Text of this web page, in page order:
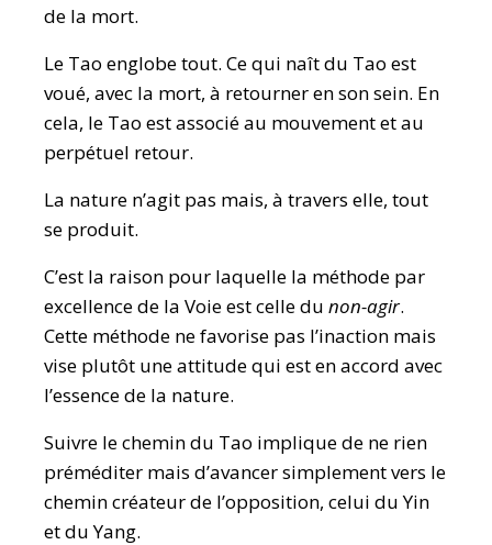
de la mort.
Le Tao englobe tout. Ce qui naît du Tao est
voué, avec la mort, à retourner en son sein. En
cela, le Tao est associé au mouvement et au
perpétuel retour.
La nature n’agit pas mais, à travers elle, tout
se produit.
C’est la raison pour laquelle la méthode par
excellence de la Voie est celle du non-agir.
Cette méthode ne favorise pas l’inaction mais
vise plutôt une attitude qui est en accord avec
l’essence de la nature.
Suivre le chemin du Tao implique de ne rien
préméditer mais d’avancer simplement vers le
chemin créateur de l’opposition, celui du Yin
et du Yang.